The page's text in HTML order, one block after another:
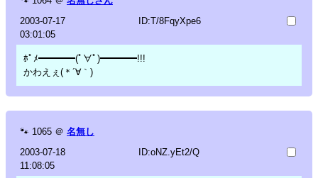
2003-07-17
03:01:05
ID:T/8FqyXpe6
ﾎﾟﾒ━━━━(ﾟ∀ﾟ)━━━━!!!
かわえぇ(＊´∀｀)
🐾 1065 ＠ 名無し
2003-07-18
11:08:05
ID:oNZ.yEt2/Q